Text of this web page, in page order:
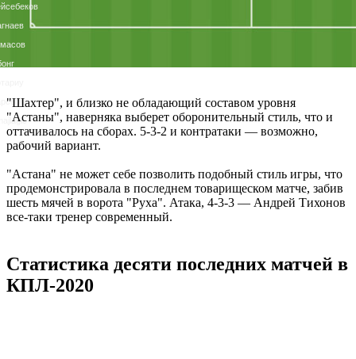
"Шахтер", и близко не обладающий составом уровня
"Астаны", наверняка выберет оборонительный стиль, что и
оттачивалось на сборах. 5-3-2 и контратаки — возможно,
рабочий вариант.
"Астана" не может себе позволить подобный стиль игры, что
продемонстрировала в последнем товарищеском матче, забив
шесть мячей в ворота "Руха". Атака, 4-3-3 — Андрей Тихонов
все-таки тренер современный.
Статистика десяти последних матчей в
КПЛ-2020